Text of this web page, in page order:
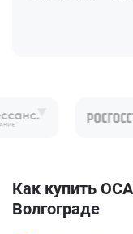
Как купить
Волгограде